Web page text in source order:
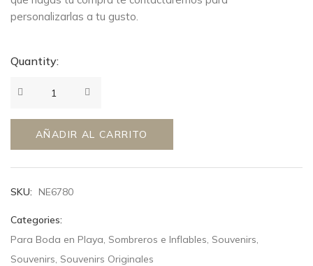
personalizarlas a tu gusto.
Quantity:
AÑADIR AL CARRITO
SKU: NE6780
Categories:
Para Boda en Playa Sombreros e Inflables Souvenirs
Souvenirs Souvenirs Originales